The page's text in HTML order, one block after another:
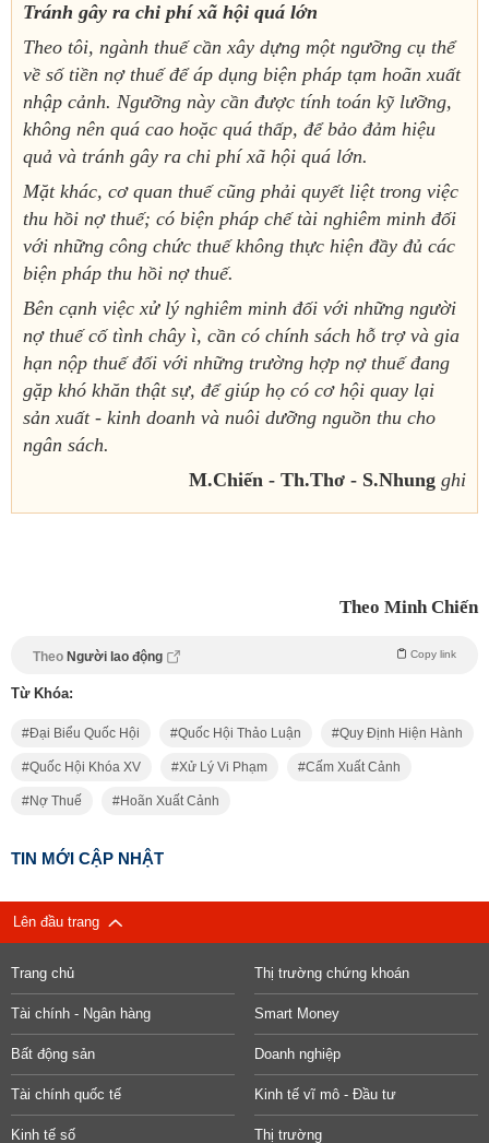
Tránh gây ra chi phí xã hội quá lớn
Theo tôi, ngành thuế cần xây dựng một ngưỡng cụ thể
về số tiền nợ thuế để áp dụng biện pháp tạm hoãn xuất
nhập cảnh. Ngưỡng này cần được tính toán kỹ lưỡng,
không nên quá cao hoặc quá thấp, để bảo đảm hiệu
quả và tránh gây ra chi phí xã hội quá lớn.
Mặt khác, cơ quan thuế cũng phải quyết liệt trong việc
thu hồi nợ thuế; có biện pháp chế tài nghiêm minh đối
với những công chức thuế không thực hiện đầy đủ các
biện pháp thu hồi nợ thuế.
Bên cạnh việc xử lý nghiêm minh đối với những người
nợ thuế cố tình chây ì, cần có chính sách hỗ trợ và gia
hạn nộp thuế đối với những trường hợp nợ thuế đang
gặp khó khăn thật sự, để giúp họ có cơ hội quay lại
sản xuất - kinh doanh và nuôi dưỡng nguồn thu cho
ngân sách.
M.Chiến - Th.Thơ - S.Nhung ghi
Theo Minh Chiến
Theo Người lao động Copy link
Từ Khóa:
Đại Biểu Quốc Hội Quốc Hội Thảo Luận Quy Định Hiện Hành
Quốc Hội Khóa XV Xử Lý Vi Phạm Cấm Xuất Cảnh
Nợ Thuế Hoãn Xuất Cảnh
TIN MỚI CẬP NHẬT
Lên đầu trang
Trang chủ Thị trường chứng khoán
Tài chính - Ngân hàng Smart Money
Bất động sản Doanh nghiệp
Tài chính quốc tế Kinh tế vĩ mô - Đầu tư
Kinh tế số Thị trường